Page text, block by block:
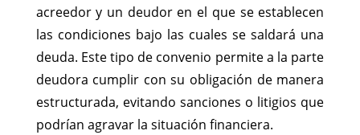
acreedor y un deudor en el que se establecen
las condiciones bajo las cuales se saldará una
deuda. Este tipo de convenio permite a la parte
deudora cumplir con su obligación de manera
estructurada, evitando sanciones o litigios que
podrían agravar la situación financiera.